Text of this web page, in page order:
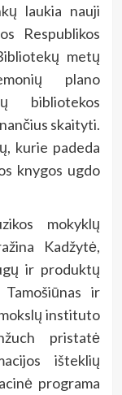
laukia nauji
Respublikos
metų
plano
bibliotekos
skaityti.
kurie padeda
knygos ugdo
mokyklų
Kadžytė,
ir produktų
ir
instituto
pristatė
išteklių
programa